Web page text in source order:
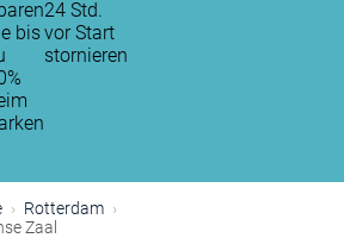
bis
24 Std.
vor Start
stornieren
Rotterdam
Zaal